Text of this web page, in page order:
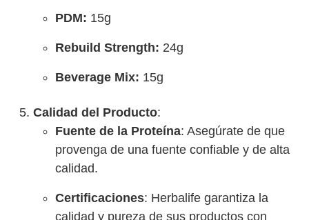
PDM: 15g
Rebuild Strength: 24g
Beverage Mix: 15g
Calidad del Producto:
Fuente de la Proteína: Asegúrate de que
provenga de una fuente confiable y de alta
calidad.
Certificaciones: Herbalife garantiza la
calidad y pureza de sus productos con